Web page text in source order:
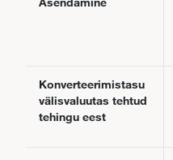
Konverteerimistasu
välisvaluutas tehtud
tehingu eest